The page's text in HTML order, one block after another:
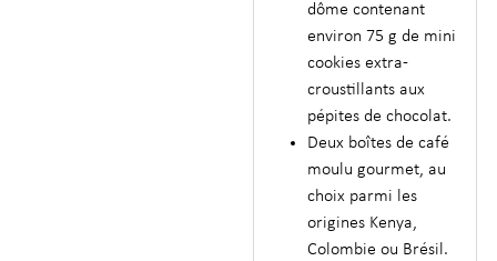
dôme contenant
environ 75 g de mini
cookies extra-
croustillants aux
pépites de chocolat.
Deux boîtes de café
moulu gourmet, au
choix parmi les
origines Kenya,
Colombie ou Brésil.